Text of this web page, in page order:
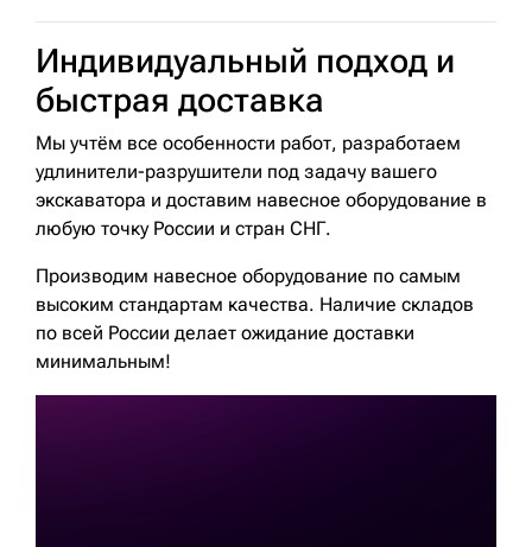
Индивидуальный подход и
быстрая доставка
Мы учтём все особенности работ, разработаем
удлинители-разрушители под задачу вашего
экскаватора и доставим навесное оборудование в
любую точку России и стран СНГ.
Производим навесное оборудование по самым
высоким стандартам качества. Наличие складов
по всей России делает ожидание доставки
минимальным!